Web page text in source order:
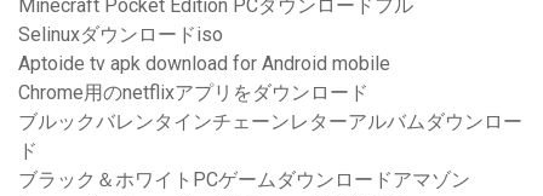
Minecraft Pocket Edition PCダウンロードフル
Selinuxダウンロードiso
Aptoide tv apk download for Android mobile
Chrome用のnetflixアプリをダウンロード
ブルックバレンタインチェーンレターアルバムダウンロー
ド
ブラック＆ホワイトPCゲームダウンロードアマゾン